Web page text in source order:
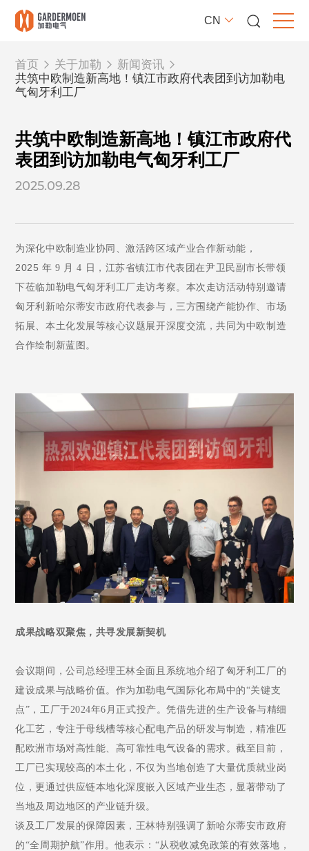
CN
首页 关于加勒
新闻资讯
共筑中欧制造新高地！镇江市政府代表团到访加勒电
气匈牙利工厂
共筑中欧制造新高地！镇江市政府代
表团到访加勒电气匈牙利工厂
2025.09.28
为深化中欧制造业协同、激活跨区域产业合作新动能，
2025年9 月4 日，江苏省镇江市代表团在尹卫民 副市长带领
下莅临加勒电气匈牙利工厂 走访考察。本次 走访活动特别邀请
匈牙利 新哈尔蒂安市政府代表参与，三方围绕产能协作、市场
拓展、本土化发展等核心议题展开深度交流，共同为中欧制造
合作绘制新蓝图。
成果战略双聚焦，共寻发展新契机
会议期间 ，公司 总经理王林全面且系统地介绍了匈牙利工厂的
建设成果与战略价值。作为加勒电气国际化布局中的“关键支
点” ，工厂于2024年6 月正式投产。凭借先进的生产设备与精细
化工艺，专注于母线槽等核心配电产品的研发与制造，精准匹
配欧洲市场对高性能、高可靠性电气设备的需求。截至目前，
工厂已实现较高的本土化，不仅为当地创造了大量优质就业岗
位，更通过供应链本地化深度嵌入区域产业生态，显著带动了
当地及周边地区的产业链升级。
谈及工厂发展的保障因素，王林特别强调了 新哈尔蒂安市政府
的“全周期护航”作用。他表示： “从税收减免政策的有效落地，